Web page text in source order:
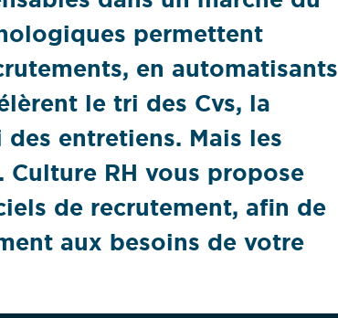
permettent
en automatisants
le tri des Cvs, la
entretiens. Mais les
RH vous propose
de recrutement, afin de
aux besoins de votre